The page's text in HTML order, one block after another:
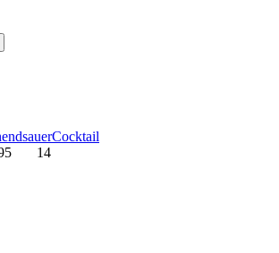
sauerCocktail
14